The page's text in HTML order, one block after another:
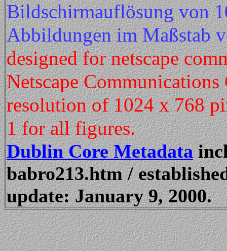
Bildschirmauflösung von
Abbildungen im Maßstab
designed for netscape
Netscape
resolution of 1024 x 768
1 for all figures.
Dublin Core Metadata
babro213.htm /
update: January 9, 2000.